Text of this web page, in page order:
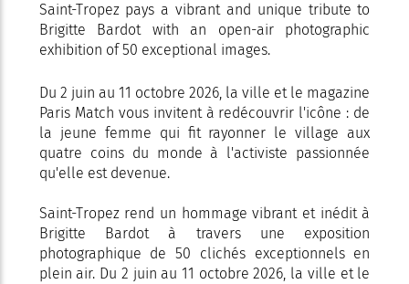
Saint-Tropez pays a vibrant and unique tribute to
Brigitte Bardot with an open-air photographic
exhibition of 50 exceptional images.
Du 2 juin au 11 octobre 2026, la ville et le magazine
Paris Match vous invitent à redécouvrir l'icône : de
la jeune femme qui fit rayonner le village aux
quatre coins du monde à l'activiste passionnée
qu'elle est devenue.
Saint-Tropez rend un hommage vibrant et inédit à
Brigitte Bardot à travers une exposition
photographique de 50 clichés exceptionnels en
plein air. Du 2 juin au 11 octobre 2026, la ville et le